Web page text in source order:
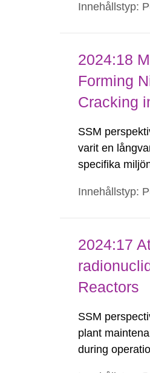
inklusive
Innehållstyp:
2024:18
Forming
Cracking
SSM
varit en
specifika
Innehållstyp:
2024:17
Reactors
SSM
plant
during